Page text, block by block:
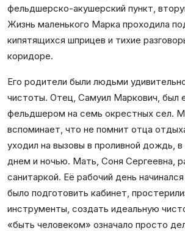
фельдшерско-акушерский пункт,
Жизнь маленького Марка проходила
кипятящихся шприцев и тихие
коридоре.
Его родители были людьми
чистоты. Отец, Самуил Маркович, был
фельдшером на семь окрестных сел.
вспоминает, что не помнит отца
уходил на вызовы в проливной дождь,
днем и ночью. Мать, Соня Сергеевна,
санитаркой. Её рабочий день
было подготовить кабинет,
инструменты, создать идеальную
«быть человеком» означало просто